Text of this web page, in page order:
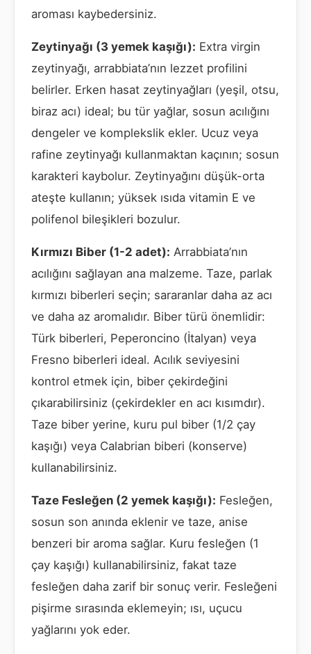
aroması kaybedersiniz.
Zeytinyağı (3 yemek kaşığı): Extra virgin
zeytinyağı, arrabbiata’nın lezzet profilini
belirler. Erken hasat zeytinyağları (yeşil, otsu,
biraz acı) ideal; bu tür yağlar, sosun acılığını
dengeler ve komplekslik ekler. Ucuz veya
rafine zeytinyağı kullanmaktan kaçının; sosun
karakteri kaybolur. Zeytinyağını düşük-orta
ateşte kullanın; yüksek ısıda vitamin E ve
polifenol bileşikleri bozulur.
Kırmızı Biber (1-2 adet): Arrabbiata’nın
acılığını sağlayan ana malzeme. Taze, parlak
kırmızı biberleri seçin; sararanlar daha az acı
ve daha az aromalıdır. Biber türü önemlidir:
Türk biberleri, Peperoncino (İtalyan) veya
Fresno biberleri ideal. Acılık seviyesini
kontrol etmek için, biber çekirdeğini
çıkarabilirsiniz (çekirdekler en acı kısımdır).
Taze biber yerine, kuru pul biber (1/2 çay
kaşığı) veya Calabrian biberi (konserve)
kullanabilirsiniz.
Taze Fesleğen (2 yemek kaşığı): Fesleğen,
sosun son anında eklenir ve taze, anise
benzeri bir aroma sağlar. Kuru fesleğen (1
çay kaşığı) kullanabilirsiniz, fakat taze
fesleğen daha zarif bir sonuç verir. Fesleğeni
pişirme sırasında eklemeyin; ısı, uçucu
yağlarını yok eder.